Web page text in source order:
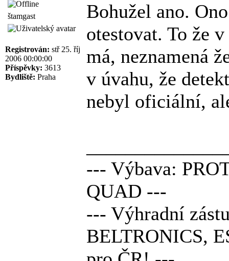
štamgast
Registrován: stř 25. říj
2006 00:00:00
Příspěvky: 3613
Bydliště: Praha
Bohužel ano.
otestovat. To že
má, neznamená
v úvahu, že
nebyl oficiální,
--- Výbava:
QUAD ---
--- Výhradní
BELTRONICS,